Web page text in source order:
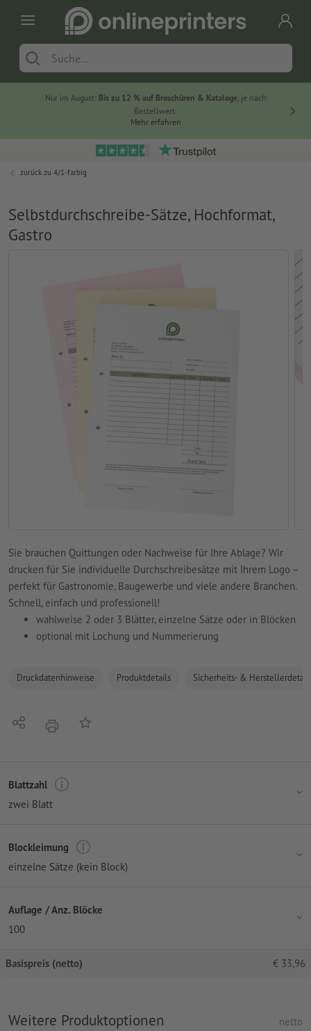
Nur im August: Bis zu 12 % auf Broschüren & Kataloge, je nach
Bestellwert.
Mehr erfahren
zurück zu 4/1-farbig
Selbstdurchschreibe-Sätze, Hochformat,
Gastro
Sie brauchen Quittungen oder Nachweise für Ihre Ablage? Wir
drucken für Sie individuelle Durchschreibesätze mit Ihrem Logo –
perfekt für Gastronomie, Baugewerbe und viele andere Branchen.
Schnell, einfach und professionell!
wahlweise 2 oder 3 Blätter, einzelne Sätze oder in Blöcken
optional mit Lochung und Nummerierung
Druckdatenhinweise Produktdetails Sicherheits- &
Teilen DruckenAuf die Merkliste
Blattzahl
zwei Blatt
Blockleimung
einzelne Sätze (kein Block)
Auflage / Anz. Blöcke
100
Basispreis (netto) € 33,96
Weitere Produktoptionen netto